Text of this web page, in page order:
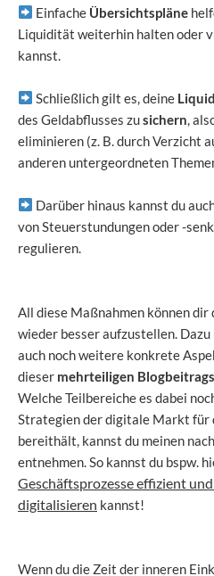
Einfache Übersichtspläne
Liquidität weiterhin halten oder
kannst.
Schließlich gilt es, deine
des Geldabflusses zusichern ,
eliminieren (z. B. durch Verzicht
anderen untergeordneten
Darüber hinaus kannst du
von Steuerstundungen oder -
regulieren.
All diese Maßnahmen können
wieder besser aufzustellen.
auch noch weitere konkrete
dieser mehrteiligen
Welche Teilbereiche es dabei
Strategien der digitale Markt für
bereithält, kannst du meinen
entnehmen. So kannst du bspw.
Geschäftsprozesse effizient
digitalisieren kannst!
Wenn du die Zeit der inneren